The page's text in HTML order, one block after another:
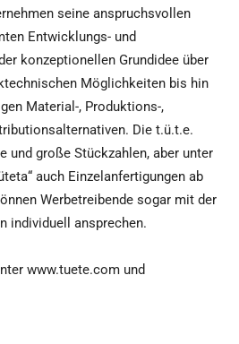
seine anspruchsvollen
Entwicklungs- und
konzeptionellen Grundidee über
Möglichkeiten bis hin
Material-, Produktions-,
Die t.ü.t.e.
und große Stückzahlen, aber unter
auch Einzelanfertigungen ab
Werbetreibende sogar mit der
individuell ansprechen.
www.tuete.com und